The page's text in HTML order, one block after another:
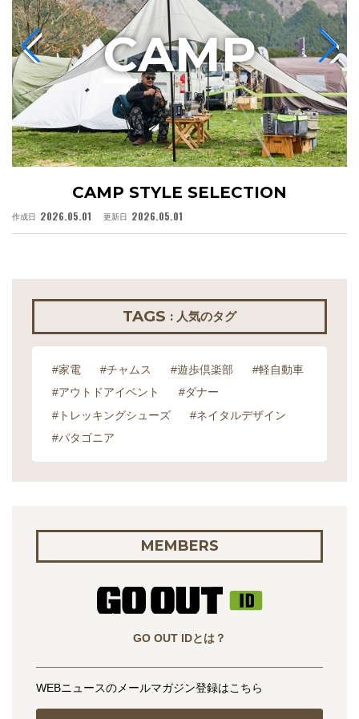
CAMP STYLE SELECTION
作成日 2026.05.01 更新日 2026.05.01
CAMP
TAGS : 人気のタグ
#家電 #チャムス #遊歩倶楽部
#軽自動車
#アウトドアイベント
#ダナー
#トレッキングシューズ
#ネイタルデザイン
#パタゴニア
MEMBERS
GO OUT IDとは？
WEBニュースのメールマガジン登録はこちら